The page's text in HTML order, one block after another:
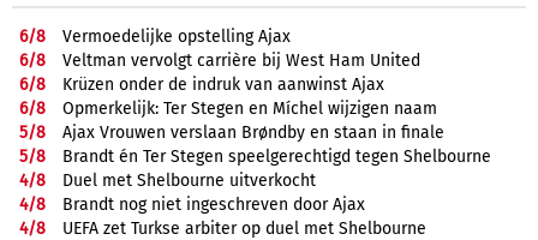
6/8
Vermoedelijke opstelling Ajax
6/8
Veltman vervolgt carrière bij West Ham United
6/8
Krüzen onder de indruk van aanwinst Ajax
6/8
Opmerkelijk: Ter Stegen en Míchel wijzigen naam
5/8
Ajax Vrouwen verslaan Brøndby en staan in finale
5/8
Brandt én Ter Stegen speelgerechtigd tegen Shelbourne
4/8
Duel met Shelbourne uitverkocht
4/8
Brandt nog niet ingeschreven door Ajax
4/8
UEFA zet Turkse arbiter op duel met Shelbourne